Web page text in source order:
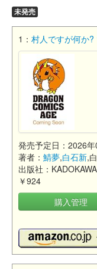
未発売
1： 村人ですが何か
発売予定日：2026
著者： 鯖夢,白石新,
出版社：KADOKAWA
￥924
購入管理